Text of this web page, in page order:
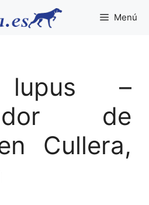
Menú
lupus –
de
Cullera,